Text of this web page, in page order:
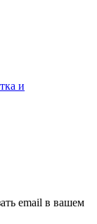
и
email в вашем